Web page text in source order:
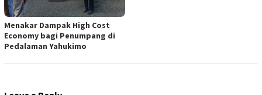
Menakar Dampak High Cost
Economy bagi Penumpang di
Pedalaman Yahukimo